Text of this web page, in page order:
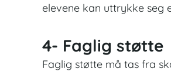
elevene kan uttrykke seg
4- Faglig støtte
Faglig støtte må tas fra